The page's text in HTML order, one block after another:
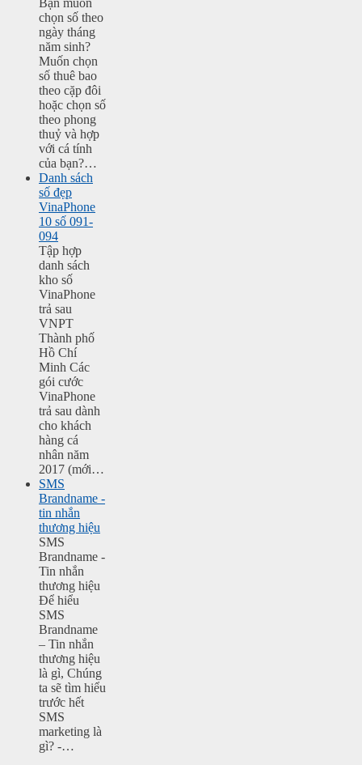
chọn số theo
ngày tháng
năm sinh?
Muốn chọn
số thuê bao
theo cặp đôi
hoặc chọn số
theo phong
thuỷ và hợp
với cá tính
của bạn?…
Danh sách
số đẹp
VinaPhone
10 số 091-
094
Tập hợp
danh sách
kho số
VinaPhone
trả sau
VNPT
Thành phố
Hồ Chí
Minh Các
gói cước
VinaPhone
trả sau dành
cho khách
hàng cá
nhân năm
2017 (mới…
SMS
Brandname -
tin nhắn
thương hiệu
SMS
Brandname -
Tin nhắn
thương hiệu
Để hiểu
SMS
Brandname
– Tin nhắn
thương hiệu
là gì, Chúng
ta sẽ tìm hiểu
trước hết
SMS
marketing là
gì? -…